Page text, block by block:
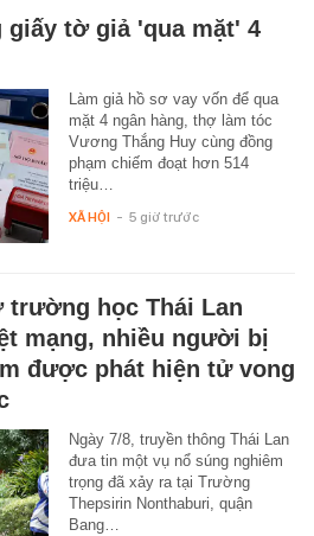
giấy tờ giả 'qua mặt' 4
Làm giả hồ sơ vay vốn để qua
mặt 4 ngân hàng, thợ làm tóc
Vương Thắng Huy cùng đồng
phạm chiếm đoạt hơn 514
triệu…
XÃ HỘI - 5 giờ trước
trường học Thái Lan
mạng, nhiều người bị
được phát hiện tử vong
Ngày 7/8, truyền thông Thái Lan
đưa tin một vụ nổ súng nghiêm
trọng đã xảy ra tại Trường
Thepsirin Nonthaburi, quận
Bang…